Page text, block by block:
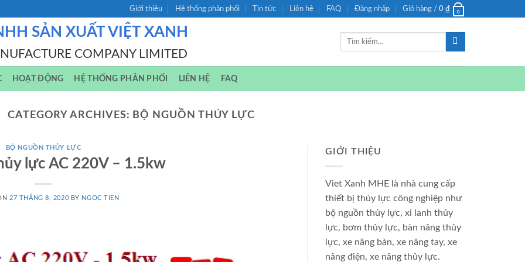
Giới thiệu Hệ thống phân phối Tin tức Liên hệ FAQ Đăng nhập Giỏ hàng / 0 ₫ 0
SẢN XUẤT VIỆT XANH
COMPANY LIMITED
Tìm
HOẠT ĐỘNG HỆ THỐNG PHÂN PHỐI LIÊN HỆ FAQ
CATEGORY ARCHIVES: BỘ NGUỒN THỦY LỰC
BỘ NGUỒN THỦY LỰC
lực AC 220V – 1.5kw
27 THÁNG 8, 2020 BY NGOC TIEN
GIỚI THIỆU
Viet Xanh MHE là nhà cung cấp
thiết bị thủy lực công nghiệp như
bộ nguồn thủy lực, xi lanh thủy
lực, bơm thủy lực, bàn nâng thủy
lực, xe nâng bàn, xe nâng tay, xe
nâng điện, xe nâng thủy lực.